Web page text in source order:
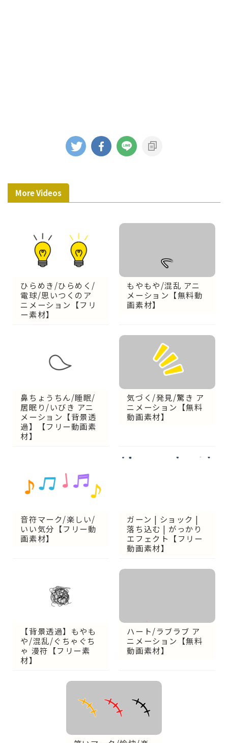
More Videos
ひらめき/ひらめく/
電球/思いつくのア
ニメーション【フリ
ー素材】
もやもや/混乱 アニ
メーション【無料動
画素材】
鼻ちょうちん/睡眠/
居眠り/いびき アニ
メーション【背景透
過】【フリー動画素
材】
気づく/発見/驚き ア
ニメーション【無料
動画素材】
音符マーク/楽しい/
いい気分【フリー動
画素材】
ガーン | ショック |
落ち込む | がっかり
エフェクト【フリー
動画素材】
【背景透過】もやも
や/混乱/ぐちゃぐち
ゃ 漫符【フリー素
材】
ハート/ラブラブ ア
ニメーション【無料
動画素材】